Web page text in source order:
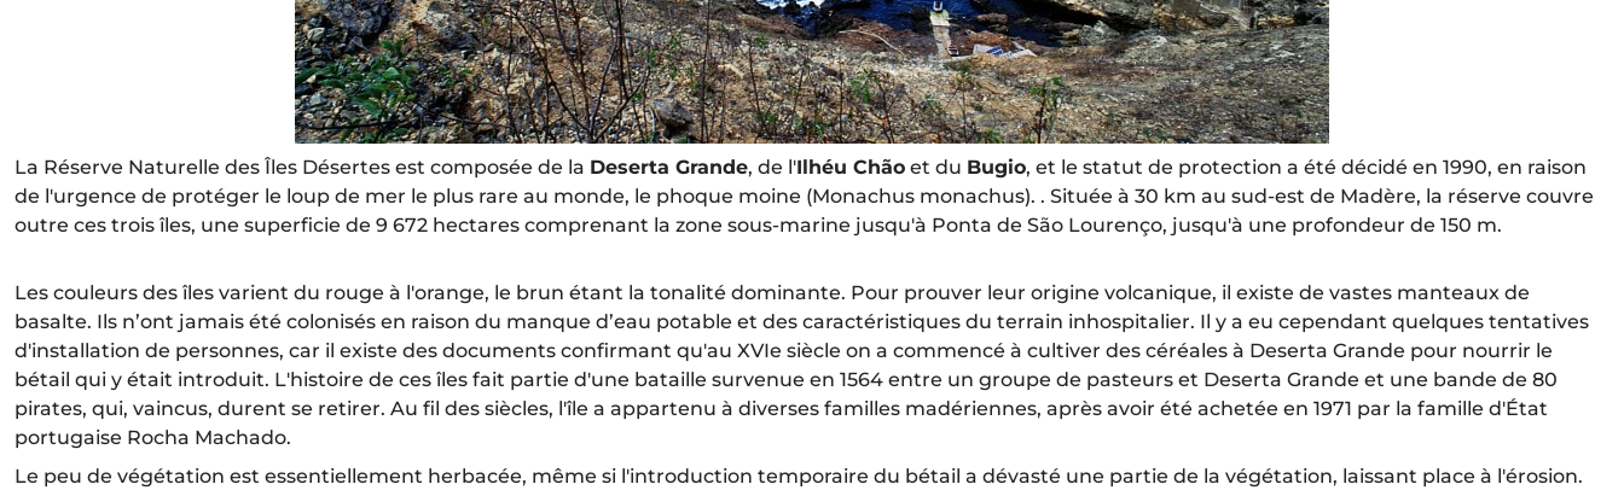
La Réserve Naturelle des Îles Désertes est composée de la Deserta Grande, de l'Ilhéu Chão et du Bugio, et le statut de protection a été décidé en 1990, en raison
de l'urgence de protéger le loup de mer le plus rare au monde, le phoque moine (Monachus monachus). . Située à 30 km au sud-est de Madère, la réserve couvre
outre ces trois îles, une superficie de 9 672 hectares comprenant la zone sous-marine jusqu'à Ponta de São Lourenço, jusqu'à une profondeur de 150 m.
Les couleurs des îles varient du rouge à l'orange, le brun étant la tonalité dominante. Pour prouver leur origine volcanique, il existe de vastes manteaux de
basalte. Ils n’ont jamais été colonisés en raison du manque d’eau potable et des caractéristiques du terrain inhospitalier. Il y a eu cependant quelques tentatives
d'installation de personnes, car il existe des documents confirmant qu'au XVIe siècle on a commencé à cultiver des céréales à Deserta Grande pour nourrir le
bétail qui y était introduit. L'histoire de ces îles fait partie d'une bataille survenue en 1564 entre un groupe de pasteurs et Deserta Grande et une bande de 80
pirates, qui, vaincus, durent se retirer. Au fil des siècles, l'île a appartenu à diverses familles madériennes, après avoir été achetée en 1971 par la famille d'État
portugaise Rocha Machado.
Le peu de végétation est essentiellement herbacée, même si l'introduction temporaire du bétail a dévasté une partie de la végétation, laissant place à l'érosion.